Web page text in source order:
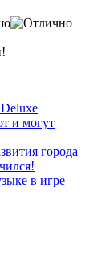
и могут
города
в игре